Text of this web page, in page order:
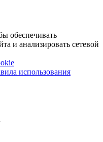
обеспечивать
и анализировать сетевой
использования